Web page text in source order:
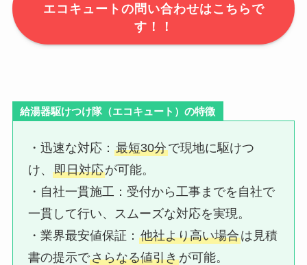
エコキュートの問い合わせはこちらで
す！！
給湯器駆けつけ隊（エコキュート）の特徴
・迅速な対応：​最短30分で現地に駆けつ
け、即日対応が可能。
・自社一貫施工：​受付から工事までを自社で
一貫して行い、スムーズな対応を実現。
・業界最安値保証：​他社より高い場合は見積
書の提示でさらなる値引きが可能。